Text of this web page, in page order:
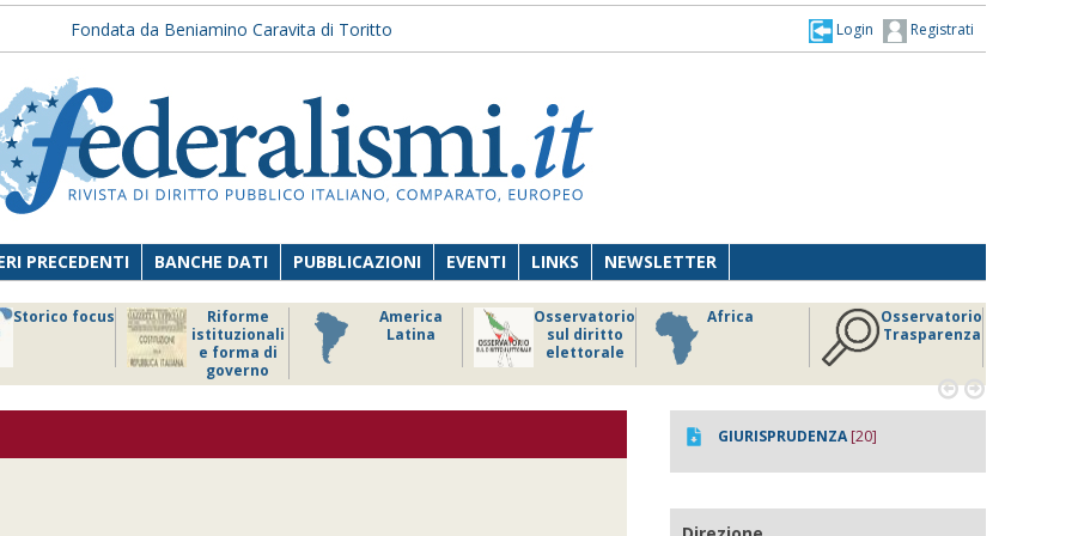
Fondata da Beniamino Caravita di Toritto Registrati
Login
PRECEDENTI BANCHE DATI PUBBLICAZIONI EVENTI LINKS NEWSLETTER
di
America
Latina
Osservatorio
sul diritto
elettorale
Africa
Osservatorio
Trasparenza
Human
Rights
 
GIURISPRUDENZA[20]